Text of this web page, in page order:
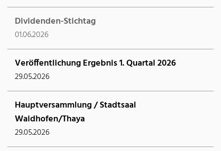
Dividenden-Stichtag
01.06.2026
Veröffentlichung Ergebnis 1. Quartal 2026
29.05.2026
Hauptversammlung / Stadtsaal
Waidhofen/Thaya
29.05.2026